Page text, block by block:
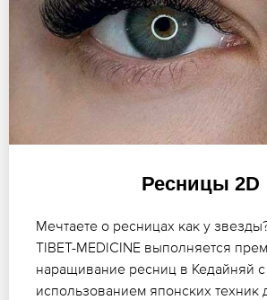
Ресницы 2D
Мечтаете о ресницах как у
TIBET-MEDICINE выполняется
наращивание ресниц в Кедайняй с
использованием японских техник